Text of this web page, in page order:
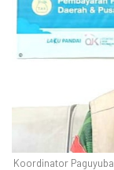
Koordinator